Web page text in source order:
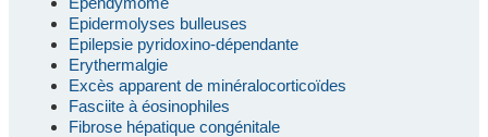
Epidermolyses bulleuses
Epilepsie pyridoxino-dépendante
Erythermalgie
Excès apparent de minéralocorticoïdes
Fasciite à éosinophiles
Fibrose hépatique congénitale